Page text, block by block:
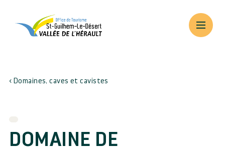
Domaines, caves et cavistes
DOMAINE DE